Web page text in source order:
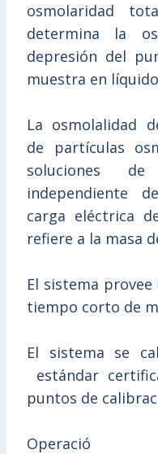
osmolaridad
determina la
depresión del
muestra en
La osmolalidad
de partículas
soluciones
independiente
carga eléctrica
refiere a la masa
El sistema
tiempo corto de
El sistema se
estándar
puntos de
Operació